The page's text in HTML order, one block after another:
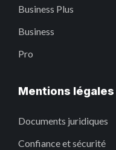
Business Plus
Business
Pro
Mentions légales
Documents juridiques
Confiance et sécurité